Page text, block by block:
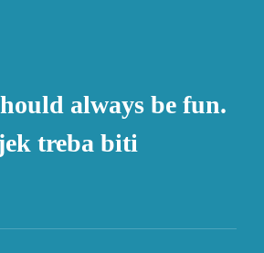
always be fun.
treba biti